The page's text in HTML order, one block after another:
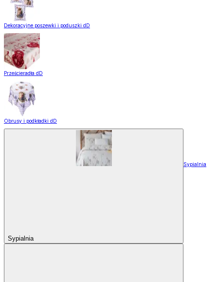
Dekoracyjne poszewki i poduszki dD
Prześcieradła dD
Obrusy i podkładki dD
Sypialnia
Sypialnia